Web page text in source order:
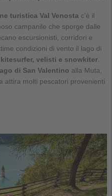
turistica Val Venosta c'è il
campanile che sporge dalle
escursionisti, corridori e
condizioni di vento il lago di
velisti e snowkiter.
di San Valentino alla Muta,
attira molti pescatori provenienti